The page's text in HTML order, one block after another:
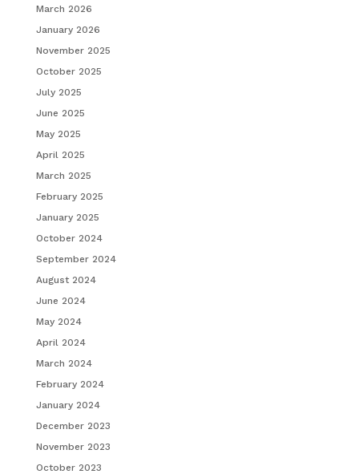
March 2026
January 2026
November 2025
October 2025
July 2025
June 2025
May 2025
April 2025
March 2025
February 2025
January 2025
October 2024
September 2024
August 2024
June 2024
May 2024
April 2024
March 2024
February 2024
January 2024
December 2023
November 2023
October 2023